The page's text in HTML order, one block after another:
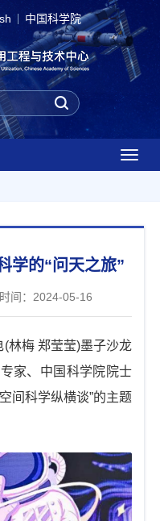
中国科学院
T
o
l
i
a
t
o
学的“问天之旅”
间：2024-05-16
林梅 郑莹莹)墨子沙龙
家、中国科学院院士
间科学纵横谈”的主题